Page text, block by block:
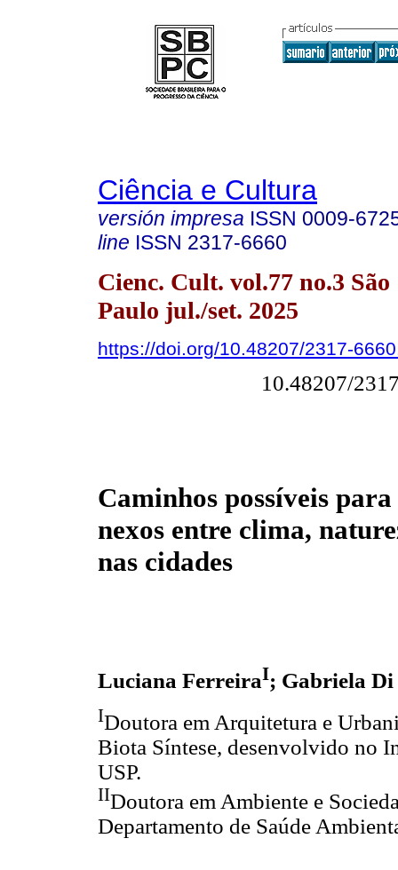
Ciência e Cultura
versión impresa ISSN 0009-
line ISSN 2317-6660
Cienc. Cult. vol.77 no.3 São
Paulo jul./set. 2025
https://doi.org/10.48207/2317-
10.48207/
Caminhos possíveis
nexos entre clima,
nas cidades
Luciana FerreiraI; Gabriela
IDoutora em Arquitetura e
Biota Síntese, desenvolvido no
USP.
IIDoutora em Ambiente e
Departamento de Saúde